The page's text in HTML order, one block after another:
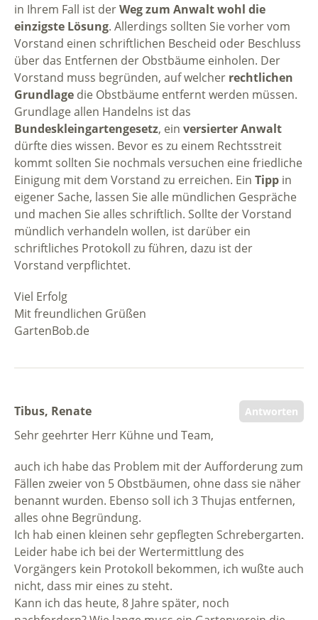
in Ihrem Fall ist derWeg zum Anwalt wohl die
einzigste Lösung. Allerdings sollten Sie vorher vom
Vorstand einen schriftlichen Bescheid oder Beschluss
über das Entfernen der Obstbäume einholen. Der
Vorstand muss begründen, auf welcher rechtlichen
Grundlage die Obstbäume entfernt werden müssen.
Grundlage allen Handelns ist das
Bundeskleingartengesetz, ein versierter Anwalt
dürfte dies wissen. Bevor es zu einem Rechtsstreit
kommt sollten Sie nochmals versuchen eine friedliche
Einigung mit dem Vorstand zu erreichen. Ein Tipp in
eigener Sache, lassen Sie alle mündlichen Gespräche
und machen Sie alles schriftlich. Sollte der Vorstand
mündlich verhandeln wollen, ist darüber ein
schriftliches Protokoll zu führen, dazu ist der
Vorstand verpflichtet.
Viel Erfolg
Mit freundlichen Grüßen
GartenBob.de
Antworten
Tibus, Renate
Sehr geehrter Herr Kühne und Team,
auch ich habe das Problem mit der Aufforderung zum
Fällen zweier von 5 Obstbäumen, ohne dass sie näher
benannt wurden. Ebenso soll ich 3 Thujas entfernen,
alles ohne Begründung.
Ich hab einen kleinen sehr gepflegten Schrebergarten.
Leider habe ich bei der Wertermittlung des
Vorgängers kein Protokoll bekommen, ich wußte auch
nicht, dass mir eines zu steht.
Kann ich das heute, 8 Jahre später, noch